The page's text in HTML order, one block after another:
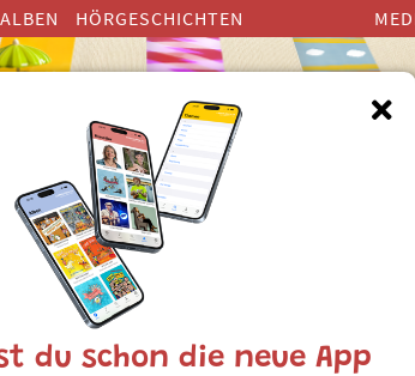
ALBEN
HÖRGESCHICHTEN
zum Thema
du schon die neue App